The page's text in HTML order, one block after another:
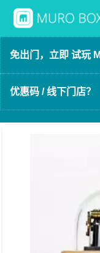
免出门，立即 试玩
优惠码 / 线下门店？